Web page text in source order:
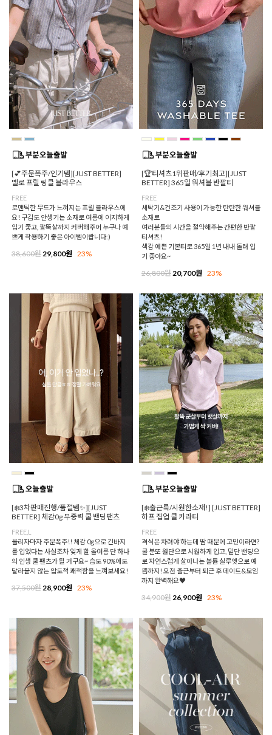
[💕주문폭주/인기템][JUST BETTER]
멜로 프릴 링클 블라우스
FREE
로맨틱한 무드가 느껴지는 프릴 블라우스에
요! 구김도 안생기는 소재로 여름에 이지하게
입기 좋고, 팔뚝살까지 커버해주어 누구나 예
쁘게 착용하기 좋은 아이템이랍니다:)
38,600원 29,800원 23%
[🏆티셔츠1위판매/후기최고][JUST
BETTER] 365일 워셔블 반팔티
FREE
세탁기&건조기 사용이 가능한 탄탄한 워셔블
소재로
여러분들의 시간을 절약해주는 간편한 반팔
티셔츠!
색감 예쁜 기본티로 365일 1년 내내 돌려 입
기 좋아요~
26,800원 20,700원 23%
[❄️3차판매진행/품절템✨][JUST
BETTER] 체감0g 무중력 쿨 밴딩팬츠
FREE,L
올리자마자 주문폭주!! 체감 0g으로 긴바지
를 입었다는 사실조차 잊게 할 올여름 단 하나
의 인생 쿨 팬츠가 될 거구요~ 습도 90%에도
달라붙지 않는 압도적 쾌적함을 느껴보세요!
37,500원 28,900원 23%
[❄️출근룩/시원한소재!] [JUST BETTER]
하프 집업 쿨 카라티
FREE
격식은 차려야 하는데 땀 때문에 고민이라면?
쿨 분또 원단으로 시원하게 입고, 밑단 밴딩으
로 자연스럽게 살아나는 볼륨 실루엣으로 예
쁨까지! 오전 출근부터 퇴근 후 데이트&모임
까지 완벽해요♥
34,900원 26,900원 23%